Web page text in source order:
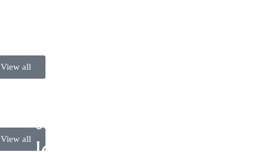
View all
View all
OUR NEWSLETTER